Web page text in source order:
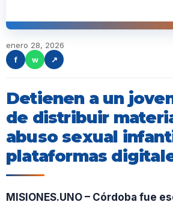
enero 28, 2026
f
w ↗
Detienen a un
de distribuir
abuso sexual
plataformas
MISIONES.UNO – Córdoba fue